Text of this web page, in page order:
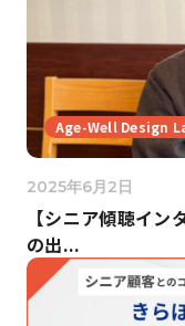
Age-Well Design
2025年6月2日
【シニア傾聴イ
の出...